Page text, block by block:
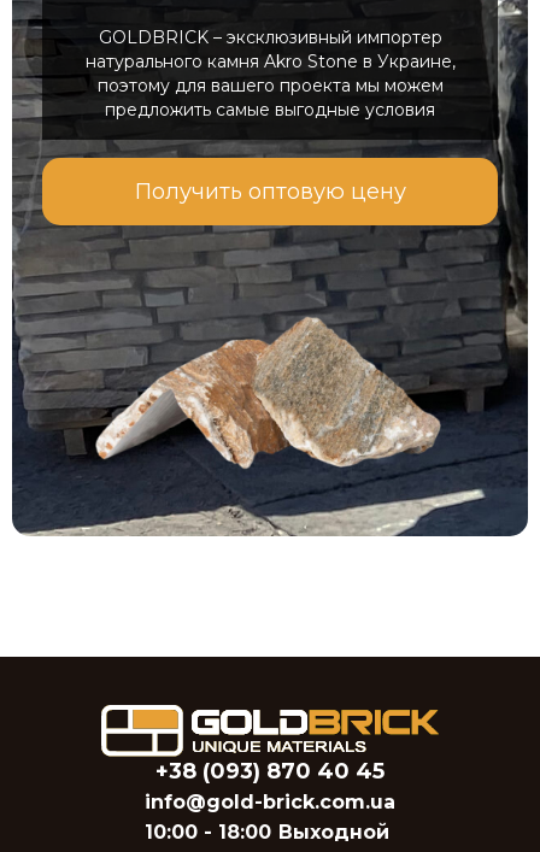
GOLDBRICK – эксклюзивный импортер
натурального камня Akro Stone в Украине,
поэтому для вашего проекта мы можем
предложить самые выгодные условия
Получить оптовую цену
+38 (093) 870 40 45
info@gold-brick.com.ua
10:00 - 18:00 Выходной